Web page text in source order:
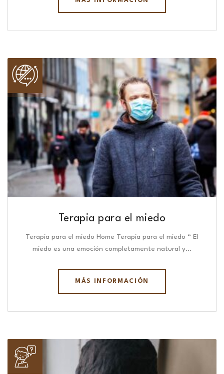
Terapia para el miedo
Terapia para el miedo Home Terapia para el miedo “ El
miedo es una emoción completamente natural y…
MÁS INFORMACIÓN